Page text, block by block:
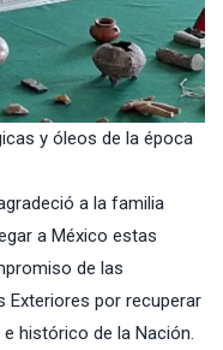
y óleos de la época
a la familia
a México estas
de las
Exteriores por recuperar
histórico de la Nación.